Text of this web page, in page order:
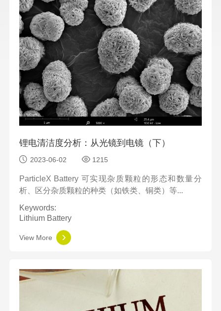
锂电清洁度分析：从光镜到电镜（下）
2023-06-02 1215
ParticleX Battery 可实现杂质颗粒的形态和数量分
析、区分杂质颗粒的种类（如铁类、铜类）等...
Keywords:
Lithium Battery
View More